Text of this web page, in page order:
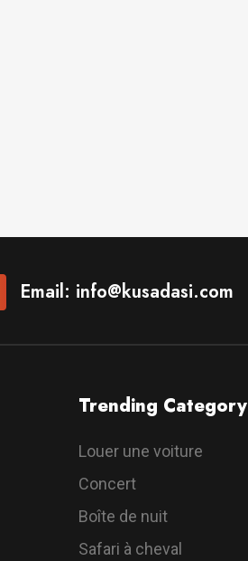
Email: info@kusadasi.com
Trending Category
Louer une voiture
Concert
Boîte de nuit
Safari à cheval